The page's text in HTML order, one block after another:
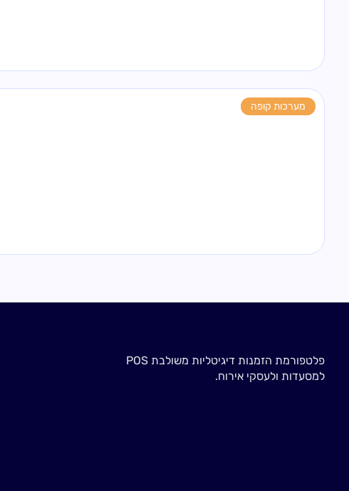
מערכות קופה
פלטפורמת הזמנות דיגיטליות משולבת POS
למסעדות ולעסקי אירוח.